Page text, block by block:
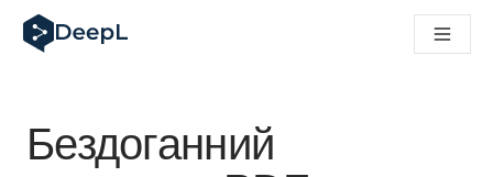
DeepL для ШІ-агентів
Translation Flow в DeepL: Нові робочі процеси на основі
Розшифровка довіри до мовного ШІ в підприємстві. У
Як ми розробляємо систему оцінювання якості
Бездоганний